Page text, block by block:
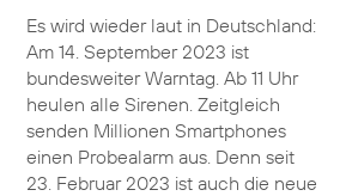
Es wird wieder laut in Deutschland:
Am 14. September 2023 ist
bundesweiter Warntag. Ab 11 Uhr
heulen alle Sirenen. Zeitgleich
senden Millionen Smartphones
einen Probealarm aus. Denn seit
23. Februar 2023 ist auch die neue